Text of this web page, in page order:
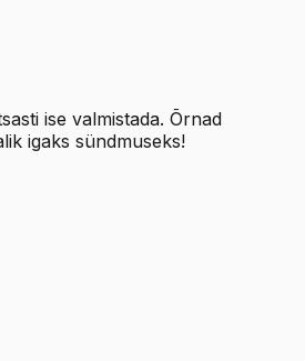
ise valmistada. Õrnad
igaks sündmuseks!